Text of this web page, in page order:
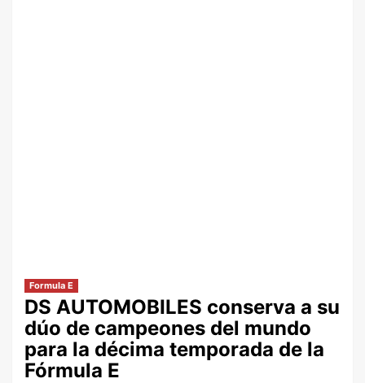
Formula E
DS AUTOMOBILES conserva a su
dúo de campeones del mundo
para la décima temporada de la
Fórmula E